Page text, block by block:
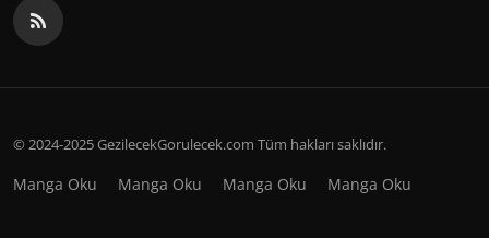
© 2024-2025 GezilecekGorulecek.com Tüm hakları saklıdır.
Manga Oku Manga Oku Manga Oku Manga Oku